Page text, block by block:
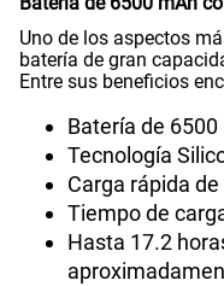
Uno de los aspectos
batería de gran
Entre sus beneficios
Batería de 6500
Tecnología
Carga rápida de
Tiempo de
Hasta 17.2